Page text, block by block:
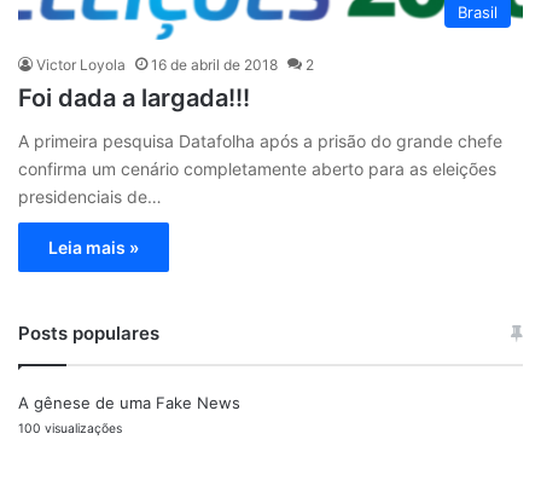
Brasil
Victor Loyola 16 de abril de 2018 2
Foi dada a largada!!!
A primeira pesquisa Datafolha após a prisão do grande chefe
confirma um cenário completamente aberto para as eleições
presidenciais de…
Leia mais »
Posts populares
A gênese de uma Fake News
100 visualizações